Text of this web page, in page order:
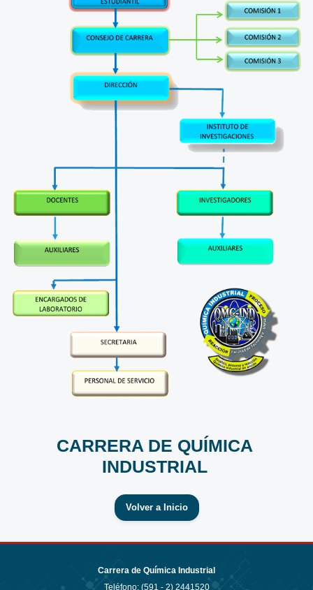
CARRERA DE QUÍMICA
INDUSTRIAL
Volver a Inicio
Carrera de Química Industrial
Teléfono: (591 - 2) 2441520